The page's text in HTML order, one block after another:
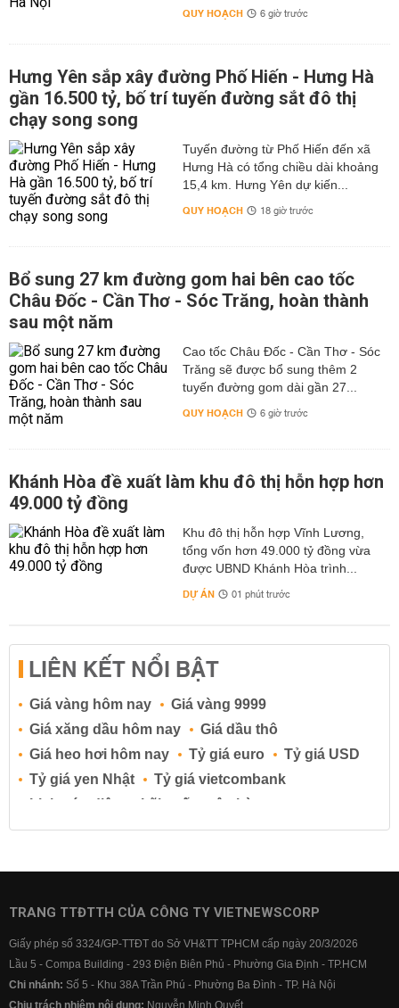
QUY HOẠCH 6 giờ trước
Hưng Yên sắp xây đường Phố Hiến - Hưng Hà
gần 16.500 tỷ, bố trí tuyến đường sắt đô thị
chạy song song
Tuyến đường từ Phố Hiến đến xã
Hưng Hà có tổng chiều dài khoảng
15,4 km. Hưng Yên dự kiến...
QUY HOẠCH 18 giờ trước
Bổ sung 27 km đường gom hai bên cao tốc
Châu Đốc - Cần Thơ - Sóc Trăng, hoàn thành
sau một năm
Cao tốc Châu Đốc - Cần Thơ - Sóc
Trăng sẽ được bổ sung thêm 2
tuyến đường gom dài gần 27...
QUY HOẠCH 6 giờ trước
Khánh Hòa đề xuất làm khu đô thị hỗn hợp hơn
49.000 tỷ đồng
Khu đô thị hỗn hợp Vĩnh Lương,
tổng vốn hơn 49.000 tỷ đồng vừa
được UBND Khánh Hòa trình...
DỰ ÁN 01 phút trước
LIÊN KẾT NỔI BẬT
Giá vàng hôm nay
Giá vàng 9999
Giá xăng dầu hôm nay
Giá dầu thô
Giá heo hơi hôm nay
Tỷ giá euro
Tỷ giá USD
Tỷ giá yen Nhật
Tỷ giá vietcombank
Lịch cúp điện
Lãi suất ngân hàng
Lãi suất tiết kiệm
Lãi suất tiền gửi
Lãi suất ngân hàng BIDV
Lãi suất ngân hàng Vietcombank
TRANG TTĐTTH CỦA CÔNG TY VIETNEWSCORP
Giấy phép số 3324/GP-TTĐT do Sở VH&TT TPHCM cấp ngày 20/3/2026
Lầu 5 - Compa Building - 293 Điện Biên Phủ - Phường Gia Định - TP.HCM
Chi nhánh: Số 5 - Khu 38A Trần Phú - Phường Ba Đình - TP. Hà Nội